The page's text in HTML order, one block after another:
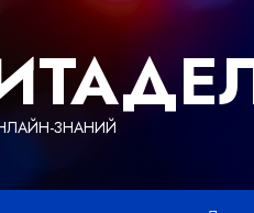
ЗНАНИЙ